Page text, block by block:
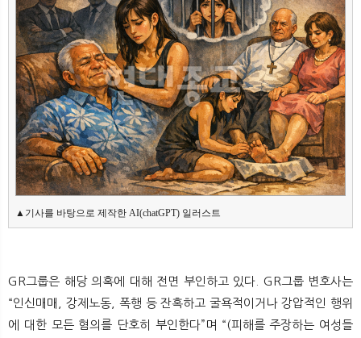
▲기사를 바탕으로 제작한 AI(chatGPT) 일러스트
GR그룹은 해당 의혹에 대해 전면 부인하고 있다. GR그룹 변호사는
“인신매매, 강제노동, 폭행 등 잔혹하고 굴욕적이거나 강압적인 행위
에 대한 모든 혐의를 단호히 부인한다”며 “(피해를 주장하는 여성들